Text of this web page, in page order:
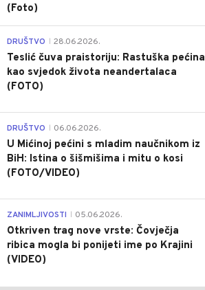
(Foto)
DRUŠTVO 28.06.2026.
Teslić čuva praistoriju: Rastuška pećina
kao svjedok života neandertalaca
(FOTO)
DRUŠTVO 06.06.2026.
U Mićinoj pećini s mladim naučnikom iz
BiH: Istina o šišmišima i mitu o kosi
(FOTO/VIDEO)
ZANIMLJIVOSTI 05.06.2026.
Otkriven trag nove vrste: Čovječja
ribica mogla bi ponijeti ime po Krajini
(VIDEO)